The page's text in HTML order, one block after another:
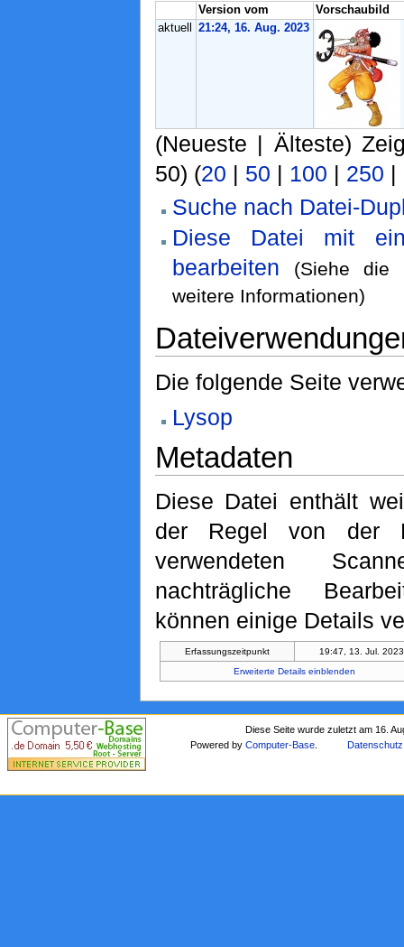
Version vom
Vorschaubild
aktuell
21:24, 16. Aug. 2023
(Neueste | Älteste)
50) (20 | 50 | 100 | 250 |
Suche nach Datei-
Diese Datei mit
bearbeiten
(Siehe die
weitere Informationen)
Die folgende Seite
Lysop
Metadaten
Diese Datei enthält
der Regel von der
verwendeten
nachträgliche
können einige Details
Erfassungszeitpunkt
19:47, 13. Jul. 2023
Erweiterte Details einblenden
Diese Seite wurde zuletzt am 16.
Powered byComputer-Base Datenschutz